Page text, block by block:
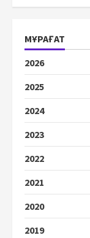
МҰРАҒАТ
2026
2025
2024
2023
2022
2021
2020
2019